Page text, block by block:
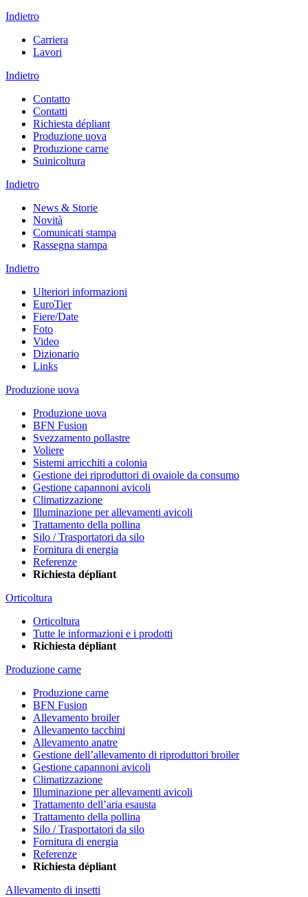
Indietro
Carriera
Lavori
Indietro
Contatto
Contatti
Richiesta dépliant
Produzione uova
Produzione carne
Suinicoltura
Indietro
News & Storie
Novità
Comunicati stampa
Rassegna stampa
Indietro
Ulteriori informazioni
EuroTier
Fiere/Date
Foto
Video
Dizionario
Links
Produzione uova
Produzione uova
BFN Fusion
Svezzamento pollastre
Voliere
Sistemi arricchiti a colonia
Gestione dei riproduttori di ovaiole da consumo
Gestione capannoni avicoli
Climatizzazione
Illuminazione per allevamenti avicoli
Trattamento della pollina
Silo / Trasportatori da silo
Fornitura di energia
Referenze
Richiesta dépliant
Orticoltura
Orticoltura
Tutte le informazioni e i prodotti
Richiesta dépliant
Produzione carne
Produzione carne
BFN Fusion
Allevamento broiler
Allevamento tacchini
Allevamento anatre
Gestione dell’allevamento di riproduttori broiler
Gestione capannoni avicoli
Climatizzazione
Illuminazione per allevamenti avicoli
Trattamento dell’aria esausta
Trattamento della pollina
Silo / Trasportatori da silo
Fornitura di energia
Referenze
Richiesta dépliant
Allevamento di insetti